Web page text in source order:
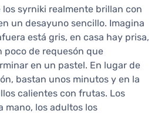
syrniki realmente brillan con
un desayuno sencillo. Imagina
está gris, en casa hay prisa,
poco de requesón que
en un pastel. En lugar de
bastan unos minutos y en la
calientes con frutas. Los
mano, los adultos los